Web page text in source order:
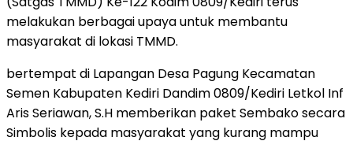
melakukan berbagai upaya untuk membantu
masyarakat di lokasi TMMD.
bertempat di Lapangan Desa Pagung Kecamatan
Semen Kabupaten Kediri Dandim 0809/Kediri Letkol Inf
Aris Seriawan, S.H memberikan paket Sembako secara
Simbolis kepada masyarakat yang kurang mampu